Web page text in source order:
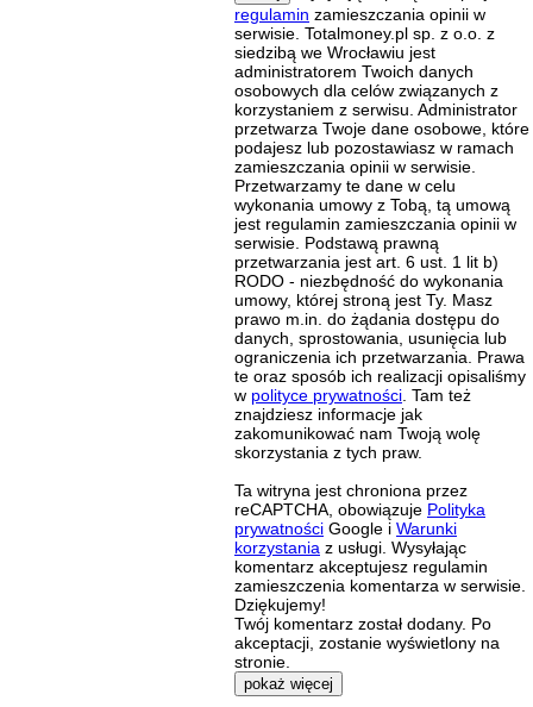
regulamin zamieszczania opinii w
serwisie. Totalmoney.pl sp. z o.o. z
siedzibą we Wrocławiu jest
administratorem Twoich danych
osobowych dla celów związanych z
korzystaniem z serwisu. Administrator
przetwarza Twoje dane osobowe, które
podajesz lub pozostawiasz w ramach
zamieszczania opinii w serwisie.
Przetwarzamy te dane w celu
wykonania umowy z Tobą, tą umową
jest regulamin zamieszczania opinii w
serwisie. Podstawą prawną
przetwarzania jest art. 6 ust. 1 lit b)
RODO - niezbędność do wykonania
umowy, której stroną jest Ty. Masz
prawo m.in. do żądania dostępu do
danych, sprostowania, usunięcia lub
ograniczenia ich przetwarzania. Prawa
te oraz sposób ich realizacji opisaliśmy
w polityce prywatności . Tam też
znajdziesz informacje jak
zakomunikować nam Twoją wolę
skorzystania z tych praw.
Ta witryna jest chroniona przez
reCAPTCHA, obowiązuje Polityka
prywatności Google i Warunki
korzystania z usługi. Wysyłając
komentarz akceptujesz regulamin
zamieszczenia komentarza w serwisie.
Dziękujemy!
Twój komentarz został dodany. Po
akceptacji, zostanie wyświetlony na
stronie.
pokaż więcej